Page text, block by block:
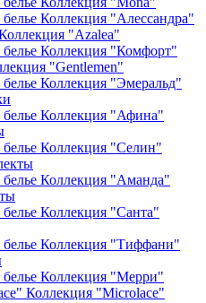
белье Коллекция "Алессандра"
"Azalea"
белье Коллекция "Комфорт"
"Gentlemen"
белье Коллекция "Эмеральд"
белье Коллекция "Афина"
белье Коллекция "Селин"
белье Коллекция "Аманда"
белье Коллекция "Санта"
белье Коллекция "Тиффани"
белье Коллекция "Мерри"
Коллекция "Microlace"